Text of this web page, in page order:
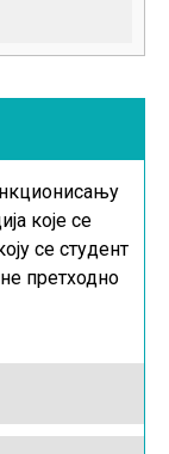
које се
се студент
претходно